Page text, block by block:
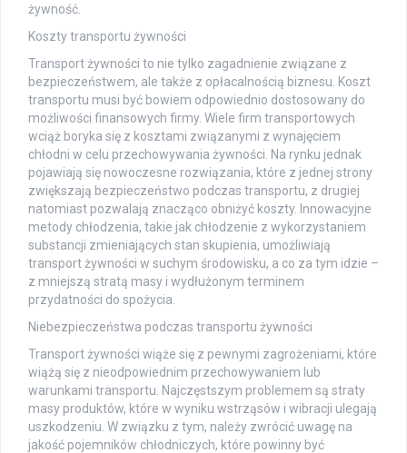
żywność.
Koszty transportu żywności
Transport żywności to nie tylko zagadnienie związane z
bezpieczeństwem, ale także z opłacalnością biznesu. Koszt
transportu musi być bowiem odpowiednio dostosowany do
możliwości finansowych firmy. Wiele firm transportowych
wciąż boryka się z kosztami związanymi z wynajęciem
chłodni w celu przechowywania żywności. Na rynku jednak
pojawiają się nowoczesne rozwiązania, które z jednej strony
zwiększają bezpieczeństwo podczas transportu, z drugiej
natomiast pozwalają znacząco obniżyć koszty. Innowacyjne
metody chłodzenia, takie jak chłodzenie z wykorzystaniem
substancji zmieniających stan skupienia, umożliwiają
transport żywności w suchym środowisku, a co za tym idzie –
z mniejszą stratą masy i wydłużonym terminem
przydatności do spożycia.
Niebezpieczeństwa podczas transportu żywności
Transport żywności wiąże się z pewnymi zagrożeniami, które
wiążą się z nieodpowiednim przechowywaniem lub
warunkami transportu. Najczęstszym problemem są straty
masy produktów, które w wyniku wstrząsów i wibracji ulegają
uszkodzeniu. W związku z tym, należy zwrócić uwagę na
jakość pojemników chłodniczych, które powinny być